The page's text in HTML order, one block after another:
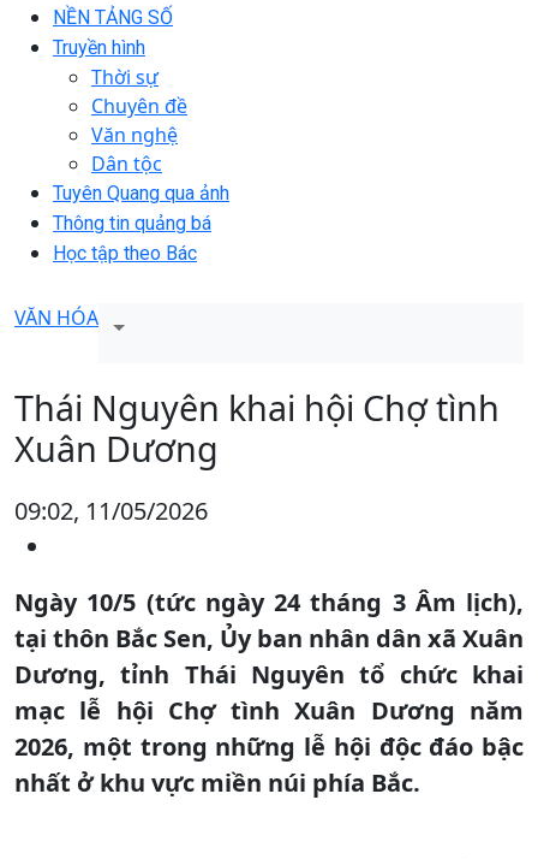
NỀN TẢNG SỐ
Truyền hình
Thời sự
Chuyên đề
Văn nghệ
Dân tộc
Tuyên Quang qua ảnh
Thông tin quảng bá
Học tập theo Bác
VĂN HÓA
Thái Nguyên khai hội Chợ tình
Xuân Dương
09:02, 11/05/2026
Ngày 10/5 (tức ngày 24 tháng 3 Âm lịch),
tại thôn Bắc Sen, Ủy ban nhân dân xã Xuân
Dương, tỉnh Thái Nguyên tổ chức khai
mạc lễ hội Chợ tình Xuân Dương năm
2026, một trong những lễ hội độc đáo bậc
nhất ở khu vực miền núi phía Bắc.